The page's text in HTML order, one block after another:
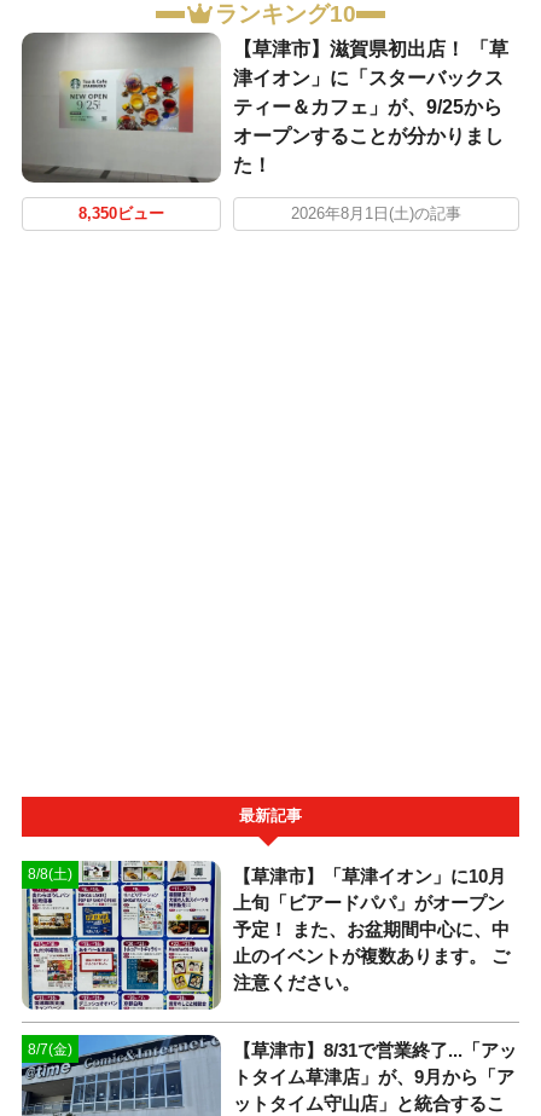
ランキング10
【草津市】滋賀県初出店！ 「草
津イオン」に「スターバックス
ティー＆カフェ」が、9/25から
オープンすることが分かりまし
た！
8,350ビュー 2026年8月1日(土)の記事
最新記事
8/8(土)
【草津市】「草津イオン」に10月
上旬「ビアードパパ」がオープン
予定！ また、お盆期間中心に、中
止のイベントが複数あります。 ご
注意ください。
8/7(金)
【草津市】8/31で営業終了...「アッ
トタイム草津店」が、9月から「ア
ットタイム守山店」と統合するこ